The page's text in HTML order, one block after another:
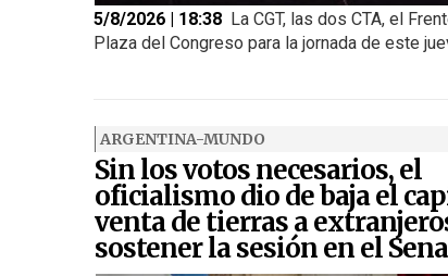
5/8/2026 | 18:38 La CGT, las dos CTA, el
Plaza del Congreso para la jornada de este
ARGENTINA-MUNDO
Sin los votos necesarios, el
oficialismo dio de baja el
venta de tierras a
sostener la sesión en el